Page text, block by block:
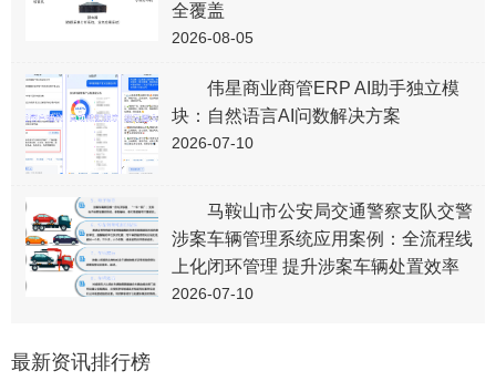
全覆盖
2026-08-05
伟星商业商管ERP AI助手独立模
块：自然语言AI问数解决方案
2026-07-10
马鞍山市公安局交通警察支队交警
涉案车辆管理系统应用案例：全流程线
上化闭环管理 提升涉案车辆处置效率
2026-07-10
最新资讯排行榜